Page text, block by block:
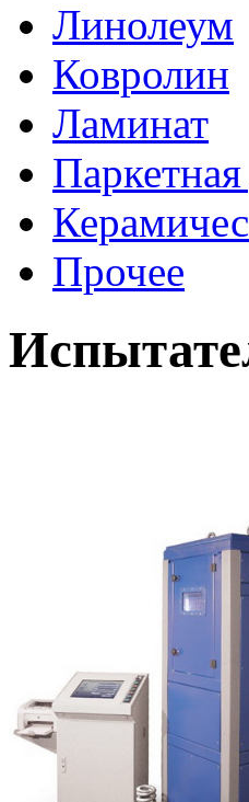
Линолеум
Ковролин
Ламинат
Прочее